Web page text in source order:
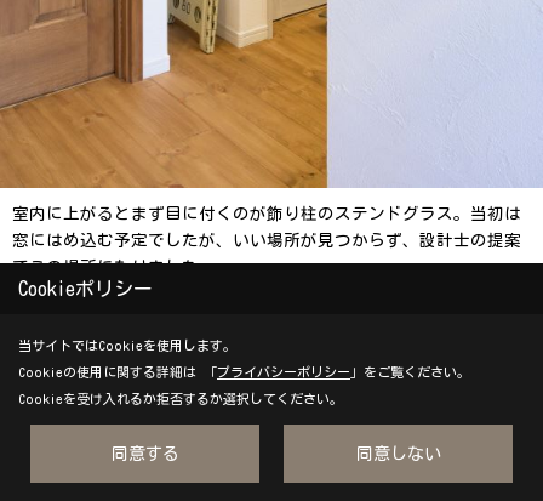
室内に上がるとまず目に付くのが飾り柱のステンドグラス。当初は
窓にはめ込む予定でしたが、いい場所が見つからず、設計士の提案
でこの場所になりました。
んです」とお施主様。
Cookieポリシー
当サイトではCookieを使用します。
Cookieの使用に関する詳細は 「プライバシーポリシー 」をご覧ください。
Cookieを受け入れるか拒否するか選択してください。
同意する 同意しない